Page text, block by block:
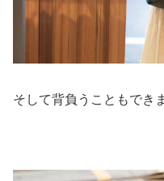
そして背負うこともでき